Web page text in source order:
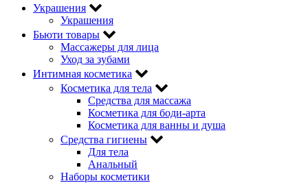
Украшения
Украшения
Бьюти товары
Массажеры для лица
Уход за зубами
Интимная косметика
Косметика для тела
Средства для массажа
Косметика для боди-арта
Косметика для ванны и душа
Средства гигиены
Для тела
Анальный
Наборы косметики